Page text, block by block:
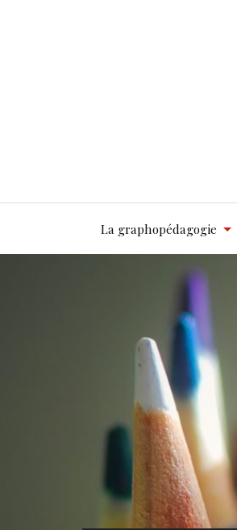
La graphopédagogie